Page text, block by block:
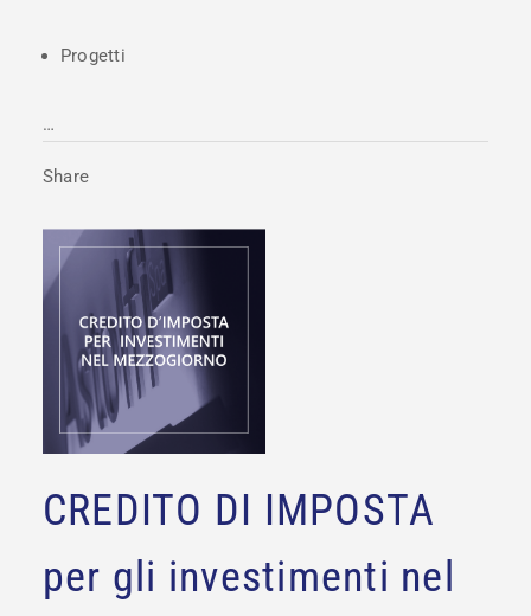
Progetti
…
Share
CREDITO DI IMPOSTA
per gli investimenti nel